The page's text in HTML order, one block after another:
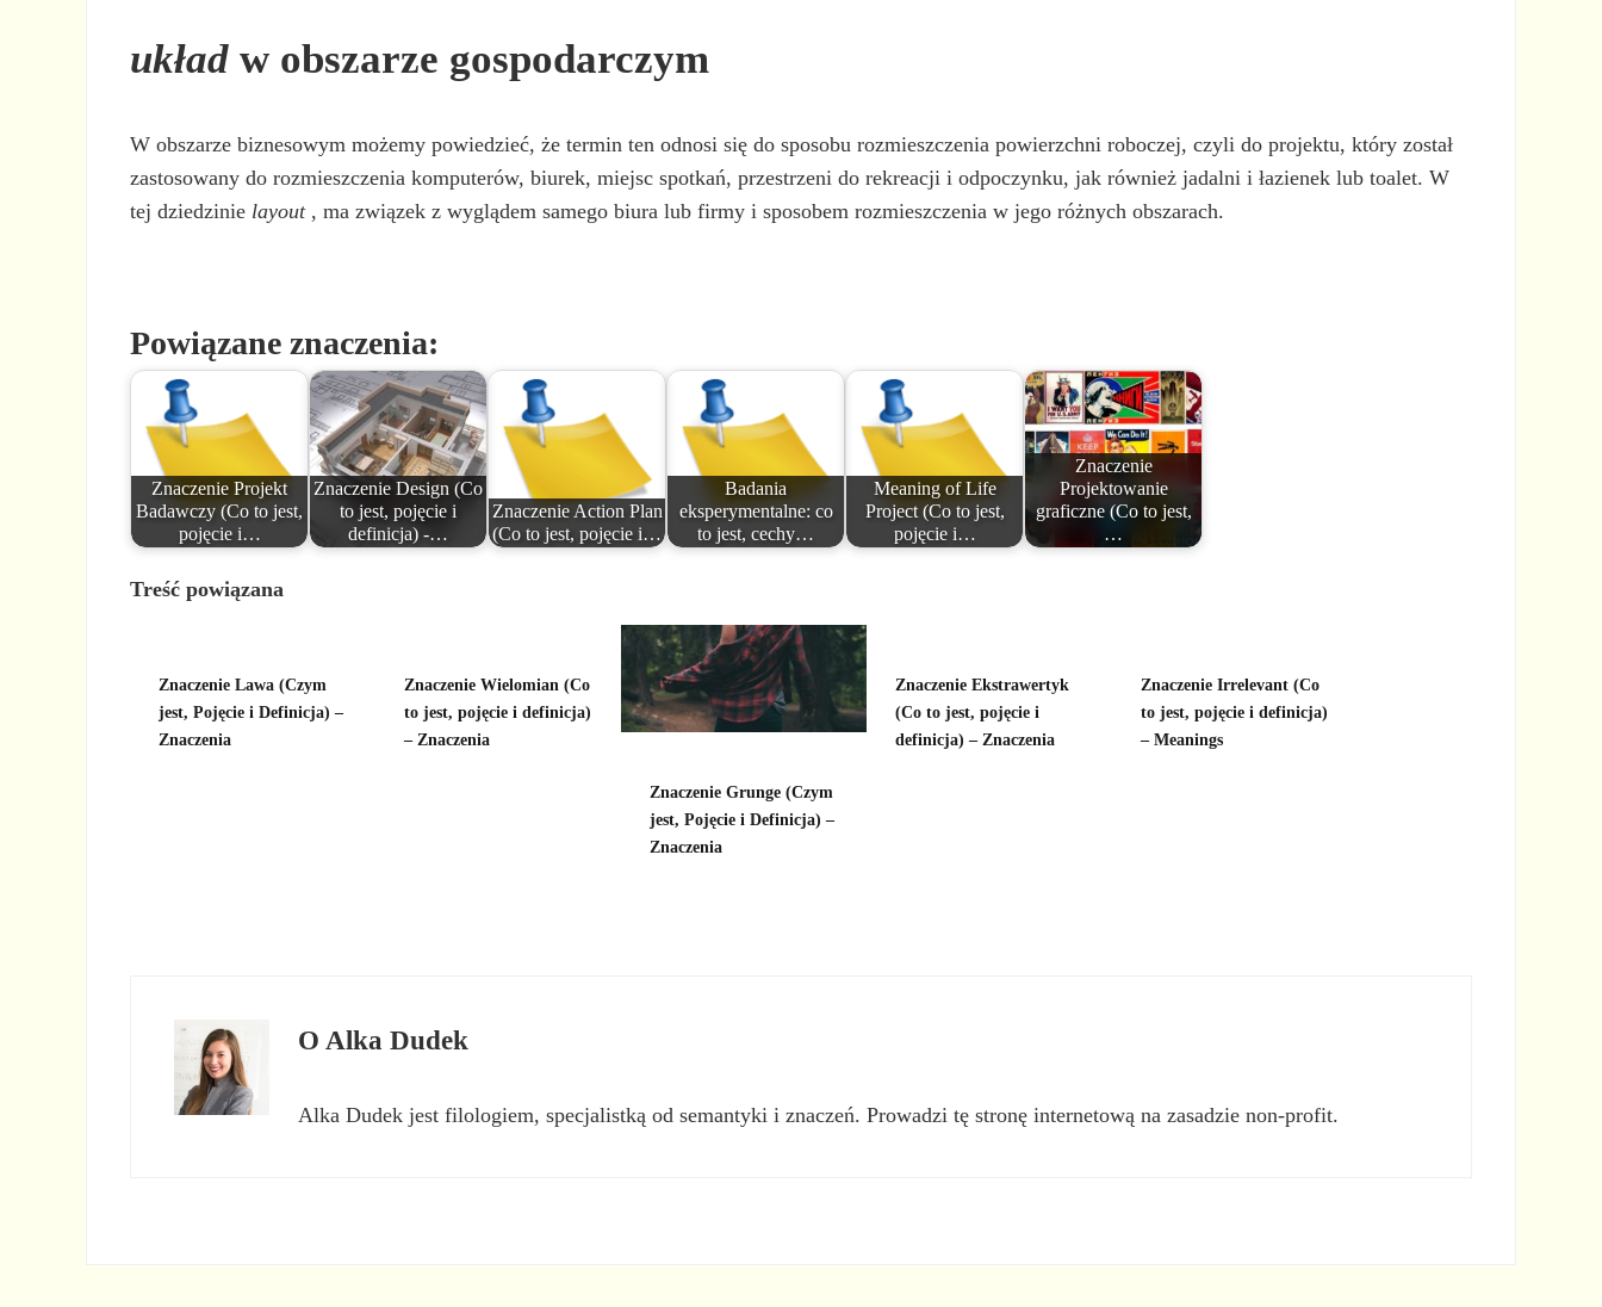
układ w obszarze gospodarczym
W obszarze biznesowym możemy powiedzieć, że termin ten odnosi się do sposobu rozmieszczenia powierzchni roboczej, czyli do projektu, który został
zastosowany do rozmieszczenia komputerów, biurek, miejsc spotkań, przestrzeni do rekreacji i odpoczynku, jak również jadalni i łazienek lub toalet. W
tej dziedzinie layout, ma związek z wyglądem samego biura lub firmy i sposobem rozmieszczenia w jego różnych obszarach.
Powiązane znaczenia:
Znaczenie Projekt
Badawczy (Co to jest,
pojęcie i…
Znaczenie Design (Co
to jest, pojęcie i
definicja) -…
Znaczenie Action Plan
(Co to jest, pojęcie i…
Badania
eksperymentalne: co
to jest, cechy…
Meaning of Life
Project (Co to jest,
pojęcie i…
Znaczenie
Projektowanie
graficzne (Co to jest,
…
Treść powiązana
Znaczenie Lawa (Czym
jest, Pojęcie i Definicja) –
Znaczenia
Znaczenie Wielomian (Co
to jest, pojęcie i definicja)
– Znaczenia
Znaczenie Grunge (Czym
jest, Pojęcie i Definicja) –
Znaczenia
Znaczenie Ekstrawertyk
(Co to jest, pojęcie i
definicja) – Znaczenia
Znaczenie Irrelevant (Co
to jest, pojęcie i definicja)
– Meanings
O Alka Dudek
Alka Dudek jest filologiem, specjalistką od semantyki i znaczeń. Prowadzi tę stronę internetową na zasadzie non-profit.